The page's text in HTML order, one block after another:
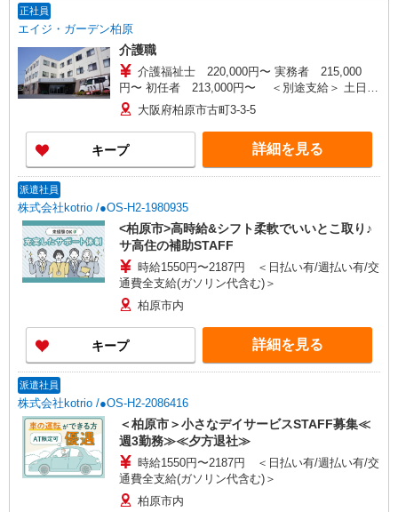
正社員
エイジ・ガーデン柏原
介護職
介護福祉士 220,000円〜 実務者 215,000
円〜 初任者 213,000円〜 ＜別途支給＞ 土日祝
日手当：1,000円(1勤務4時間以上) 夜勤手当：
6,000円 通勤手当全額支給(上限45,000円)
大阪府柏原市古町3-3-5
キープ 詳細を見る
派遣社員
株式会社kotrio /●OS-H2-1980935
<柏原市>高時給&シフト柔軟でいいとこ取り♪
サ高住の補助STAFF
時給1550円〜2187円 ＜日払い有/週払い有/交
通費全支給(ガソリン代含む)＞
柏原市内
キープ 詳細を見る
派遣社員
株式会社kotrio /●OS-H2-2086416
＜柏原市＞小さなデイサービスSTAFF募集≪
週3勤務≫≪夕方退社≫
時給1550円〜2187円 ＜日払い有/週払い有/交
通費全支給(ガソリン代含む)＞
柏原市内